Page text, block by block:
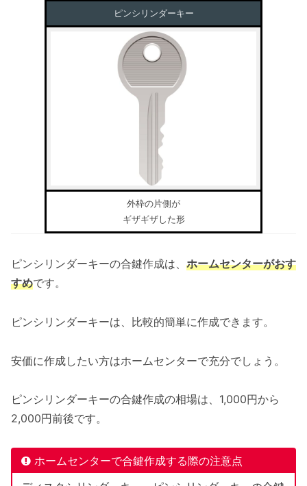
ピンシリンダーキー
外枠の片側が
ギザギザした形
ピンシリンダーキーの合鍵作成は、 ホームセンターがおす
すめです。
ピンシリンダーキーは、比較的簡単に作成できます。
安価に作成したい方はホームセンターで充分でしょう。
ピンシリンダーキーの合鍵作成の相場は、1,000円から
2,000円前後です。
ホームセンターで合鍵作成する際の注意点